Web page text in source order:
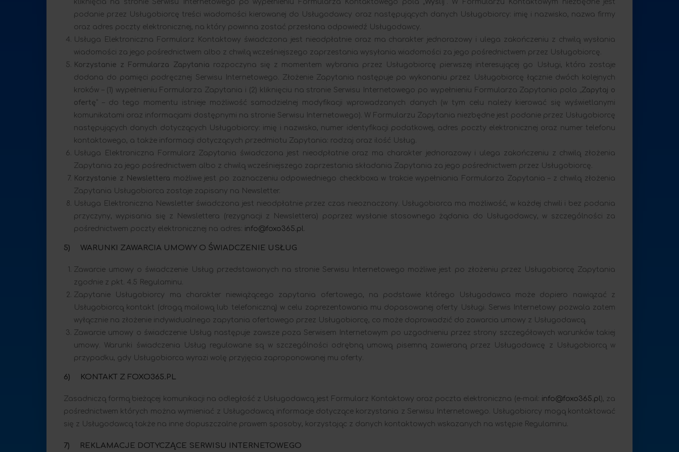
kliknięcia na stronie Serwisu Internetowego po wypełnieniu Formularza Kontaktowego pola „Wyślij”. W Formularzu Kontaktowym niezbędne jest
podanie przez Usługobiorcę treści wiadomości kierowanej do Usługodawcy oraz następujących danych Usługobiorcy: imię i nazwisko, nazwa firmy
oraz adres poczty elektronicznej, na który powinna zostać przesłana odpowiedź Usługodawcy.
Usługa Elektroniczna Formularz Kontaktowy świadczona jest nieodpłatnie oraz ma charakter jednorazowy i ulega zakończeniu z chwilą wysłania
wiadomości za jego pośrednictwem albo z chwilą wcześniejszego zaprzestania wysyłania wiadomości za jego pośrednictwem przez Usługobiorcę.
Korzystanie z Formularza Zapytania rozpoczyna się z momentem wybrania przez Usługobiorcę pierwszej interesującej go Usługi, która zostaje
dodana do pamięci podręcznej Serwisu Internetowego. Złożenie Zapytania następuje po wykonaniu przez Usługobiorcę łącznie dwóch kolejnych
kroków – (1) wypełnieniu Formularza Zapytania i (2) kliknięciu na stronie Serwisu Internetowego po wypełnieniu Formularza Zapytania pola „Zapytaj o
ofertę” – do tego momentu istnieje możliwość samodzielnej modyfikacji wprowadzanych danych (w tym celu należy kierować się wyświetlanymi
komunikatami oraz informacjami dostępnymi na stronie Serwisu Internetowego). W Formularzu Zapytania niezbędne jest podanie przez Usługobiorcę
następujących danych dotyczących Usługobiorcy: imię i nazwisko, numer identyfikacji podatkowej, adres poczty elektronicznej oraz numer telefonu
kontaktowego, a także informacji dotyczących przedmiotu Zapytania: rodzaj oraz ilość Usług.
Usługa Elektroniczna Formularz Zapytania świadczona jest nieodpłatnie oraz ma charakter jednorazowy i ulega zakończeniu z chwilą złożenia
Zapytania za jego pośrednictwem albo z chwilą wcześniejszego zaprzestania składania Zapytania za jego pośrednictwem przez Usługobiorcę.
Korzystanie z Newslettera możliwe jest po zaznaczeniu odpowiedniego checkboxa w trakcie wypełniania Formularza Zapytania – z chwilą złożenia
Zapytania Usługobiorca zostaje zapisany na Newsletter.
Usługa Elektroniczna Newsletter świadczona jest nieodpłatnie przez czas nieoznaczony. Usługobiorca ma możliwość, w każdej chwili i bez podania
przyczyny, wypisania się z Newslettera (rezygnacji z Newslettera) poprzez wysłanie stosownego żądania do Usługodawcy, w szczególności za
pośrednictwem poczty elektronicznej na adres: info@foxo365.pl.
5) WARUNKI ZAWARCIA UMOWY O ŚWIADCZENIE USŁUG
Zawarcie umowy o świadczenie Usług przedstawionych na stronie Serwisu Internetowego możliwe jest po złożeniu przez Usługobiorcę Zapytania
zgodnie z pkt. 4.5 Regulaminu.
Zapytanie Usługobiorcy ma charakter niewiążącego zapytania ofertowego, na podstawie którego Usługodawca może dopiero nawiązać z
Usługobiorcą kontakt (drogą mailową lub telefoniczną) w celu zaprezentowania mu dopasowanej oferty Usługi. Serwis Internetowy pozwala zatem
wyłącznie na złożenie indywidualnego zapytania ofertowego przez Usługobiorcę, co może doprowadzić do zawarcia umowy z Usługodawcą.
Zawarcie umowy o świadczenie Usług następuje zawsze poza Serwisem Internetowym po uzgodnieniu przez strony szczegółowych warunków takiej
umowy. Warunki świadczenia Usług regulowane są w szczególności odrębną umową pisemną zawieraną przez Usługodawcę z Usługobiorcą w
przypadku, gdy Usługobiorca wyrazi wolę przyjęcia zaproponowanej mu oferty.
6) KONTAKT Z FOXO365.PL
Zasadniczą formą bieżącej komunikacji na odległość z Usługodawcą jest Formularz Kontaktowy oraz poczta elektroniczna (e-mail: info@foxo365.pl), za
pośrednictwem których można wymieniać z Usługodawcą informacje dotyczące korzystania z Serwisu Internetowego. Usługobiorcy mogą kontaktować
się z Usługodawcą także na inne dopuszczalne prawem sposoby, korzystając z danych kontaktowych wskazanych na wstępie Regulaminu.
7) REKLAMACJE DOTYCZĄCE SERWISU INTERNETOWEGO